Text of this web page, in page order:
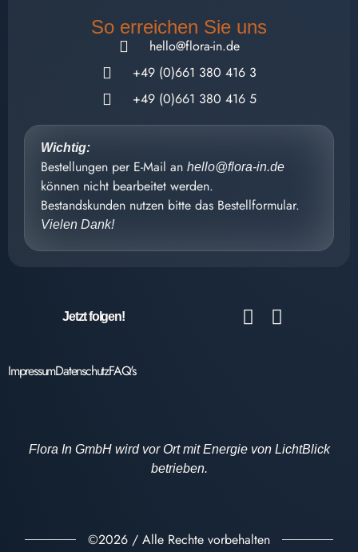
So erreichen Sie uns
hello@flora-in.de
+49 (0)661 380 416 3
+49 (0)661 380 416 5
Wichtig:
Bestellungen per E-Mail an hello@flora-in.de
können nicht bearbeitet werden.
Bestandskunden nutzen bitte das Bestellformular.
Vielen Dank!
Jetzt folgen!
ImpressumDatenschutzFAQ's
Flora In GmbH wird vor Ort mit Energie von LichtBlick
betrieben.
©2026 / Alle Rechte vorbehalten